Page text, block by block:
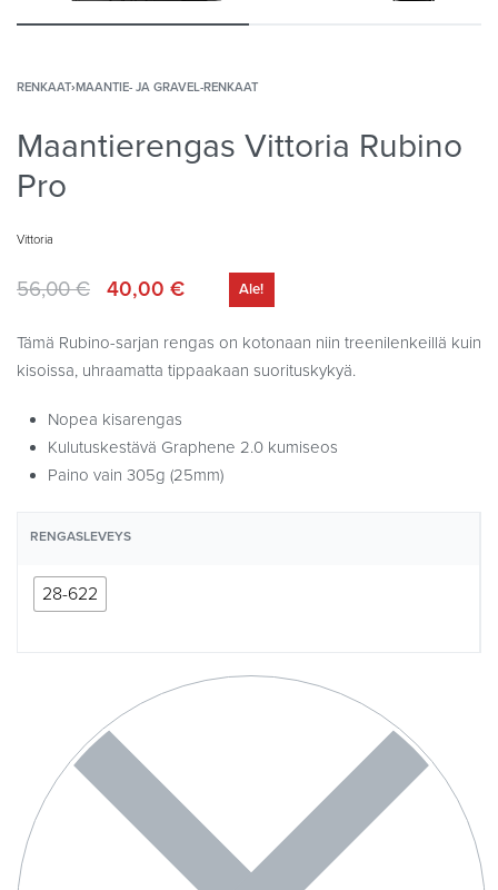
RENKAAT›MAANTIE- JA GRAVEL-RENKAAT
Maantierengas Vittoria Rubino
Pro
Vittoria
56,00€ 40,00 € Ale!
Tämä Rubino-sarjan rengas on kotonaan niin treenilenkeillä kuin
kisoissa, uhraamatta tippaakaan suorituskykyä.
Nopea kisarengas
Kulutuskestävä Graphene 2.0 kumiseos
Paino vain 305g (25mm)
RENGASLEVEYS
28-622